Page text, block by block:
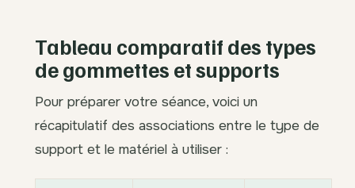
Tableau comparatif des types
de gommettes et supports
Pour préparer votre séance, voici un
récapitulatif des associations entre le type de
support et le matériel à utiliser :